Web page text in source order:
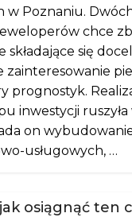
w Poznaniu.
chce
składające się
zainteresowanie
prognostyk.
inwestycji ruszyła
on
usługowych, …
osiągnąć ten